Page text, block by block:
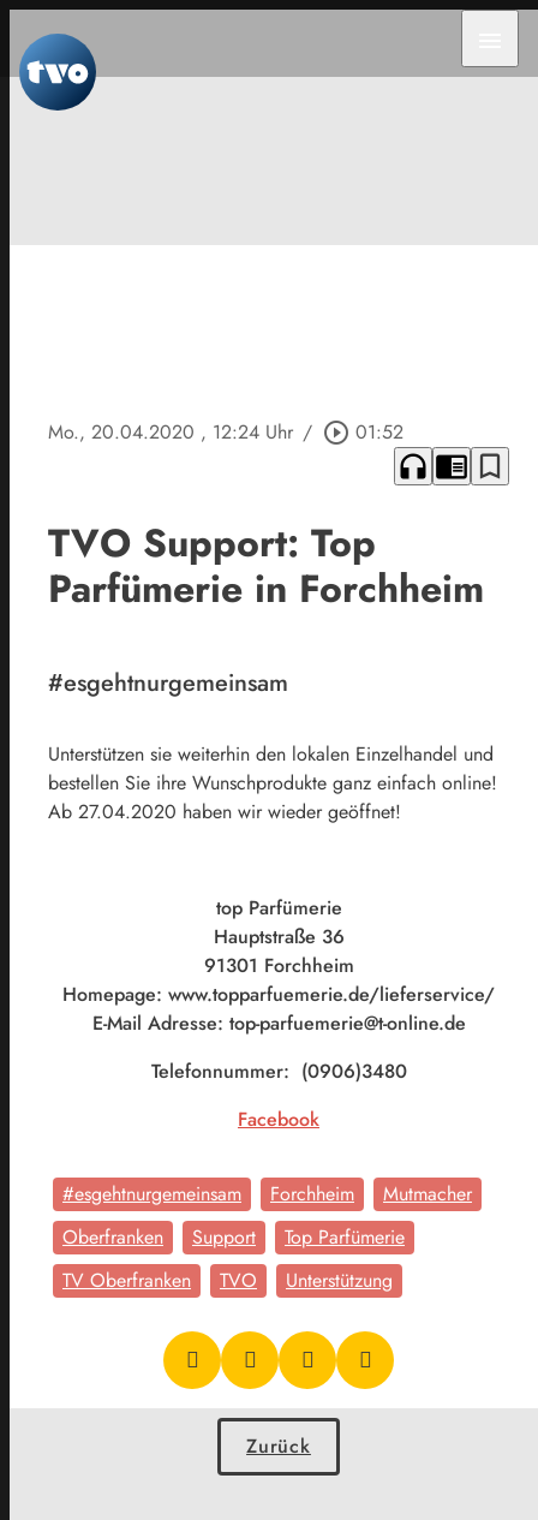
Mo., 20.04.2020 , 12:24 Uhr / play_circle_outline 01:52
headphones chrome_reader_mode bookmark_border
TVO Support: Top
Parfümerie in Forchheim
#esgehtnurgemeinsam
Unterstützen sie weiterhin den lokalen Einzelhandel und
bestellen Sie ihre Wunschprodukte ganz einfach online!
Ab 27.04.2020 haben wir wieder geöffnet!
top Parfümerie
Hauptstraße 36
91301 Forchheim
Homepage: www.topparfuemerie.de/lieferservice/
E-Mail Adresse: top-parfuemerie@t-online.de
Telefonnummer: (0906)3480
Facebook
#esgehtnurgemeinsam Forchheim
Mutmacher
Oberfranken
Support
Top Parfümerie
TV Oberfranken
TVO Unterstützung
Zurück